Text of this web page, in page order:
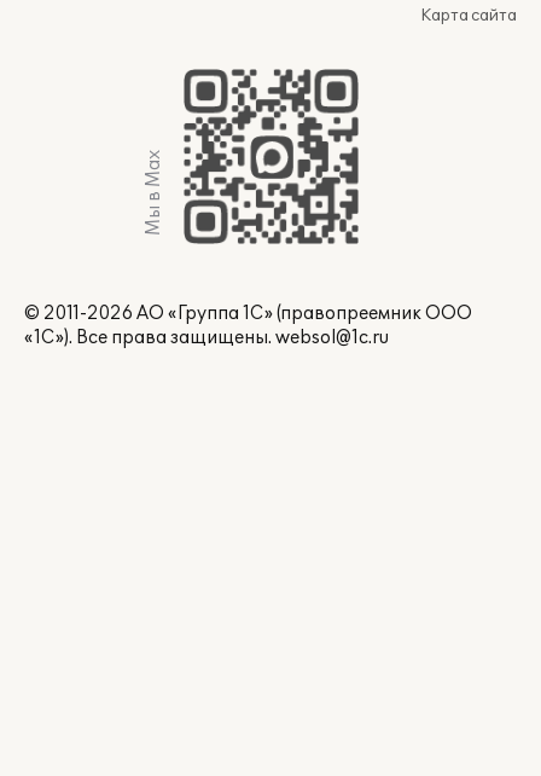
Карта сайта
Мы в Max
© 2011-2026 АО «Группа 1С» (правопреемник ООО
«1С»). Все права защищены. websol@1c.ru